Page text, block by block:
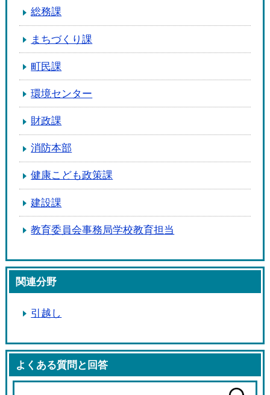
総務課
まちづくり課
町民課
環境センター
財政課
消防本部
健康こども政策課
建設課
教育委員会事務局学校教育担当
関連分野
引越し
よくある質問と回答